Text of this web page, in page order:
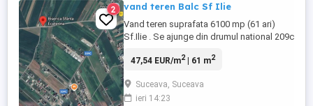
2 vand teren Balc Sf Ilie
Vand teren suprafata 6100 mp (61 ari)
Sf.Ilie . Se ajunge din drumul national 209c
intersectia cu Moara ) Biserica
promoție deschidere la drum : 58.88 m ,
lung 262.90 m celalata 211.26 m
47,54 EUR/m2| 61 m2
Suceava, Suceava
ieri 14:23